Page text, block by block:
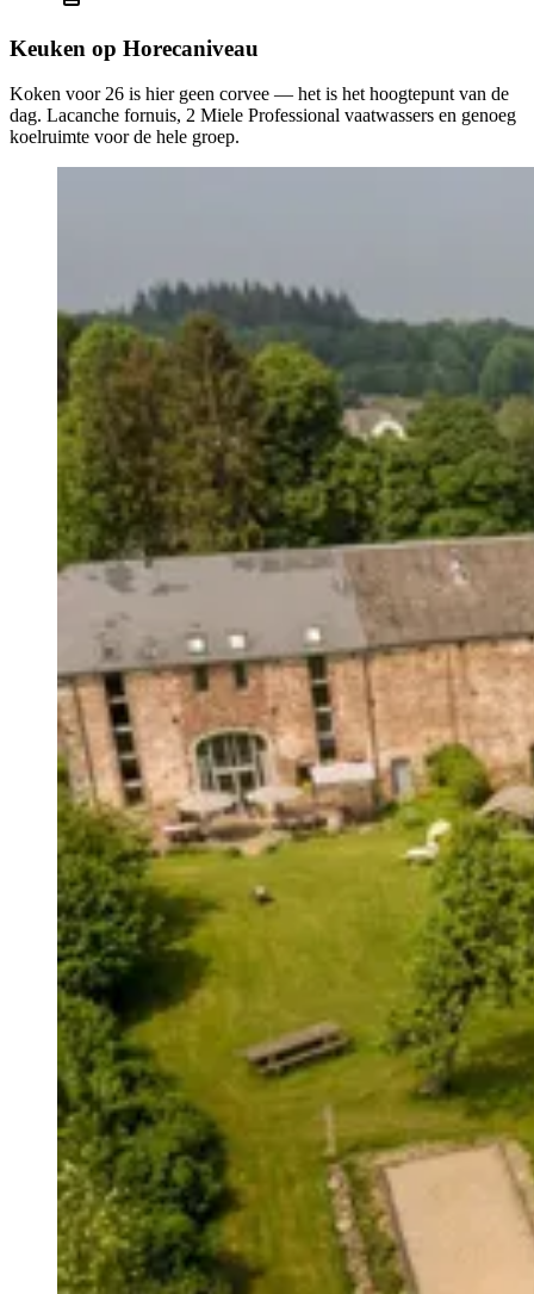
Keuken op Horecaniveau
Koken voor 26 is hier geen corvee — het is het hoogtepunt van de
dag. Lacanche fornuis, 2 Miele Professional vaatwassers en genoeg
koelruimte voor de hele groep.